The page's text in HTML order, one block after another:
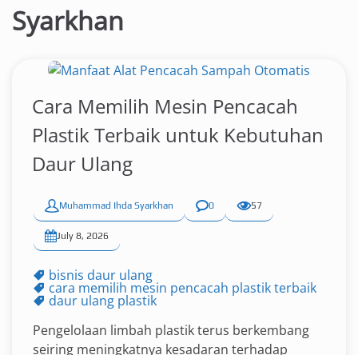
Syarkhan
Cara Memilih Mesin Pencacah
Plastik Terbaik untuk Kebutuhan
Daur Ulang
Muhammad Ihda Syarkhan 0 57
July 8, 2026
bisnis daur ulang
cara memilih mesin pencacah plastik terbaik
daur ulang plastik
Pengelolaan limbah plastik terus berkembang
seiring meningkatnya kesadaran terhadap